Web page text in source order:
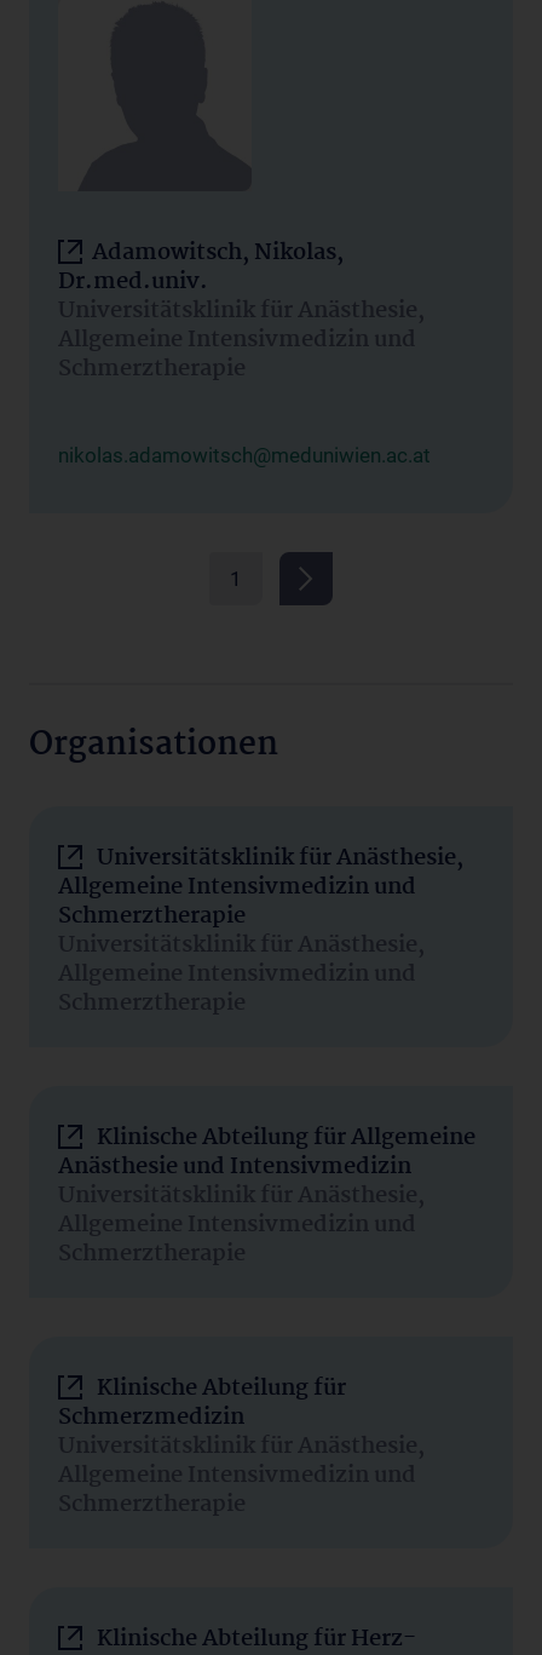
Adamowitsch, Nikolas,
Dr.med.univ.
Universitätsklinik für Anästhesie,
Allgemeine Intensivmedizin und
Schmerztherapie
nikolas.adamowitsch@meduniwien.ac.at
1
Organisationen
Universitätsklinik für Anästhesie,
Allgemeine Intensivmedizin und
Schmerztherapie
Universitätsklinik für Anästhesie,
Allgemeine Intensivmedizin und
Schmerztherapie
Klinische Abteilung für Allgemeine
Anästhesie und Intensivmedizin
Universitätsklinik für Anästhesie,
Allgemeine Intensivmedizin und
Schmerztherapie
Klinische Abteilung für
Schmerzmedizin
Universitätsklinik für Anästhesie,
Allgemeine Intensivmedizin und
Schmerztherapie
Klinische Abteilung für Herz-